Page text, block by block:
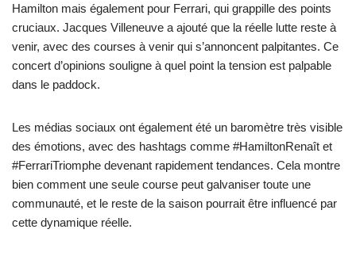
Hamilton mais également pour Ferrari, qui grappille des points
cruciaux. Jacques Villeneuve a ajouté que la réelle lutte reste à
venir, avec des courses à venir qui s’annoncent palpitantes. Ce
concert d’opinions souligne à quel point la tension est palpable
dans le paddock.
Les médias sociaux ont également été un baromètre très visible
des émotions, avec des hashtags comme #HamiltonRenaît et
#FerrariTriomphe devenant rapidement tendances. Cela montre
bien comment une seule course peut galvaniser toute une
communauté, et le reste de la saison pourrait être influencé par
cette dynamique réelle.